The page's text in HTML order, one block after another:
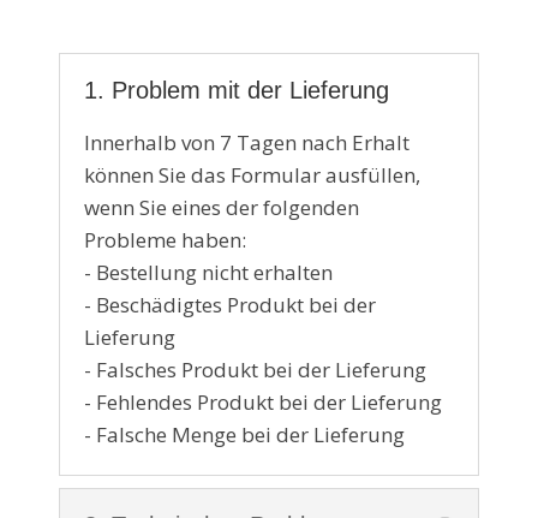
1. Problem mit der Lieferung
Innerhalb von 7 Tagen nach Erhalt
können Sie das Formular ausfüllen,
wenn Sie eines der folgenden
Probleme haben:
- Bestellung nicht erhalten
- Beschädigtes Produkt bei der
Lieferung
- Falsches Produkt bei der Lieferung
- Fehlendes Produkt bei der Lieferung
- Falsche Menge bei der Lieferung